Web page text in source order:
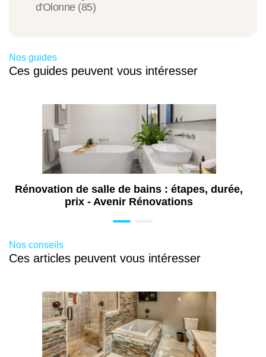
d'Olonne (85)
Nos guides
Ces guides peuvent vous intéresser
Rénovation de salle de bains : étapes, durée,
prix - Avenir Rénovations
Nos conseils
Ces articles peuvent vous intéresser